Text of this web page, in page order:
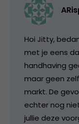
Hoi Jitty,
met je eens
handhaving
maar geen
markt. De
echter nog
jullie deze